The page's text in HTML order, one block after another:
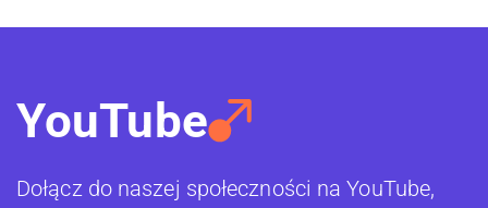
YouTube
Dołącz do naszej społeczności na YouTube,